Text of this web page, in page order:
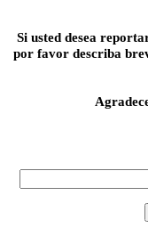
Si usted desea
por favor describa